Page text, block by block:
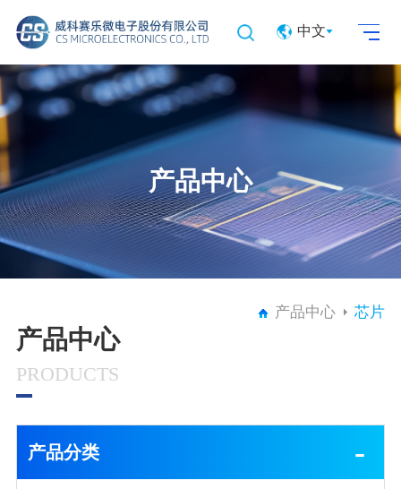
中文
产品中心
产品中心 芯片
产品中心
PRODUCTS
产品分类